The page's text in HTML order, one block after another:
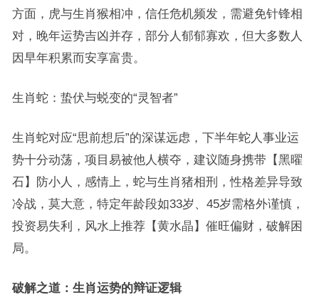
方面，虎与生肖猴相冲，信任危机频发，需避免针锋相
对，晚年运势吉凶并存，部分人郁郁寡欢，但大多数人
因早年积累而安享富贵。
生肖蛇：蛰伏与蜕变的“灵智者”
生肖蛇对应“思前想后”的深谋远虑，下半年蛇人事业运
势十分动荡，项目易被他人横夺，建议随身携带【黑曜
石】防小人，感情上，蛇与生肖猪相刑，性格差异导致
冷战，莫大意，特定年龄段如33岁、45岁需格外谨慎，
投资易失利，风水上推荐【黄水晶】催旺偏财，破解困
局。
破解之道：生肖运势的辩证逻辑